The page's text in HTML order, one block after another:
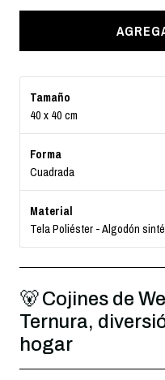
Tamaño
40 x 40 cm
Forma
Cuadrada
Material
Tela Poliéster - Algodón
🐻 Cojines de
Ternura,
hogar